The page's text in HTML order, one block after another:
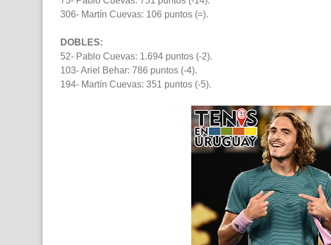
306- Martín Cuevas: 106 puntos (=).
DOBLES:
52- Pablo Cuevas: 1.694 puntos (-2).
103- Ariel Behar: 786 puntos (-4).
194- Martín Cuevas: 351 puntos (-5).